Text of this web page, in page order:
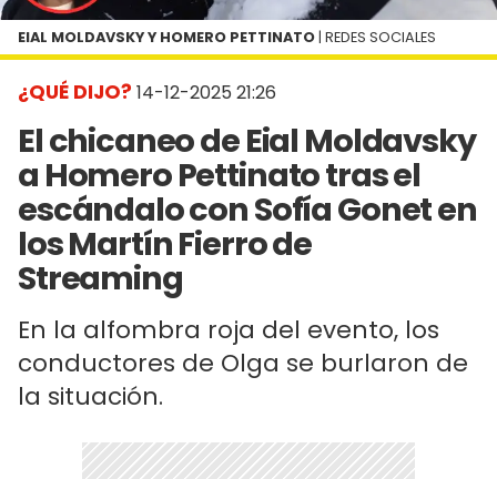
¿QUÉ DIJO? 14-12-2025 21:26
El chicaneo de Eial Moldavsky
a Homero Pettinato tras el
escándalo con Sofía Gonet en
los Martín Fierro de
Streaming
En la alfombra roja del evento, los
conductores de Olga se burlaron de
la situación.
EIAL MOLDAVSKY Y HOMERO PETTINATO | REDES SOCIALES